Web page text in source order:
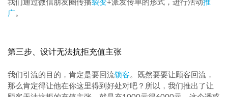
我们通过微信朋友圈传播裂变+派发传单的形式，进行活动推
广。
第三步、设计无法抗拒充值主张
我们引流的目的，肯定是要回流锁客。既然要要让顾客回流，
那么肯定得让他在你这里得到好处对吧？所以，我们推出了让